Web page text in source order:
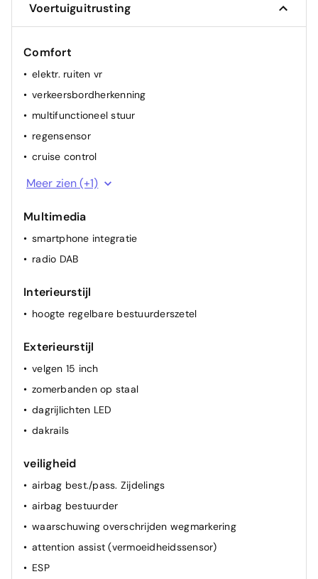
Voertuiguitrusting
Comfort
elektr. ruiten vr
verkeersbordherkenning
multifunctioneel stuur
regensensor
cruise control
airconditioning (manueel)
Meer zien (+1)
Multimedia
smartphone integratie
radio DAB
Interieurstijl
hoogte regelbare bestuurderszetel
Exterieurstijl
velgen 15 inch
zomerbanden op staal
dagrijlichten LED
dakrails
veiligheid
airbag best./pass. Zijdelings
airbag bestuurder
waarschuwing overschrijden wegmarkering
attention assist (vermoeidheidssensor)
ESP